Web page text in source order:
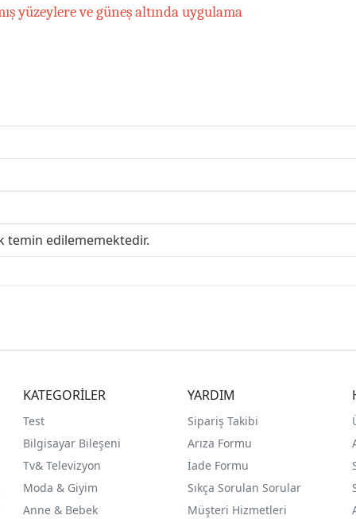
yüzeylere ve güneş altında uygulama
temin edilememektedir.
KATEGORİLER
Test
Bilgisayar Bileşeni
Tv& Televizyon
Moda & Giyim
Anne & Bebek
YARDIM
Sipariş Takibi
Arıza Formu
İade Formu
Sıkça Sorulan Sorular
Müşteri Hizmetleri